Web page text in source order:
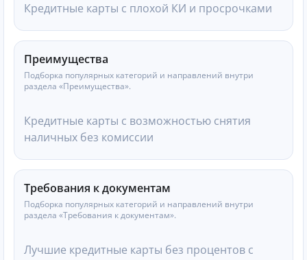
Кредитные карты с плохой КИ и просрочками
Преимущества
Подборка популярных категорий и направлений внутри
раздела «Преимущества».
Кредитные карты с возможностью снятия
наличных без комиссии
Требования к документам
Подборка популярных категорий и направлений внутри
раздела «Требования к документам».
Лучшие кредитные карты без процентов с